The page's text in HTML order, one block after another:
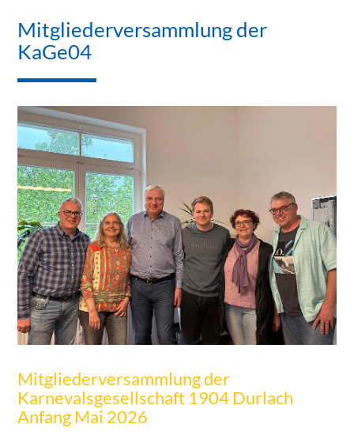
Mitgliederversammlung der
KaGe04
Mitgliederversammlung der
Karnevalsgesellschaft 1904 Durlach
Anfang Mai 2026